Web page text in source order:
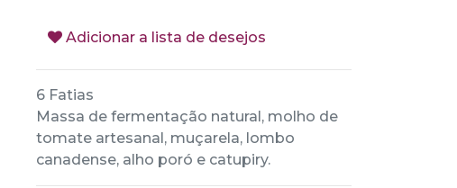
Adicionar a lista de desejos
6 Fatias
Massa de fermentação natural, molho de
tomate artesanal, muçarela, lombo
canadense, alho poró e catupiry.